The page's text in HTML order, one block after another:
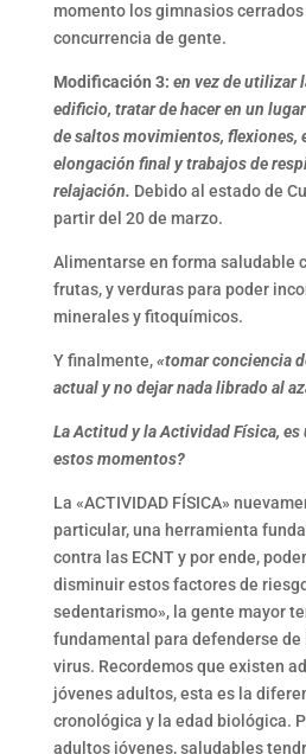
momento los gimnasios
concurrencia de gente.
Modificación 3: en vez de utilizar
edificio, tratar de hacer en un
de saltos movimientos, flexiones,
elongación final y trabajos de
relajación. Debido al estado de
partir del 20 de marzo.
Alimentarse en forma saludable
frutas, y verduras para poder
minerales y fitoquímicos.
Y finalmente,«tomar conciencia
actual y no dejar nada librado al
La Actitud y la Actividad Física, es
estos momentos?
La «ACTIVIDAD FÍSICA»
particular, una herramienta
contra las ECNT y por ende,
disminuir estos factores de
sedentarismo», la gente mayor
fundamental para defenderse de
virus. Recordemos que existen
jóvenes adultos, esta es la
cronológica y la edad biológica.
adultos jóvenes, saludables